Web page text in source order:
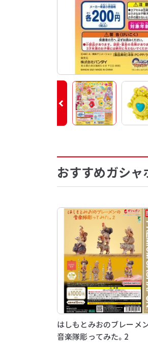
おすすめガシャ
はしもとみおのブレーメ
音楽隊彫ってみた。2